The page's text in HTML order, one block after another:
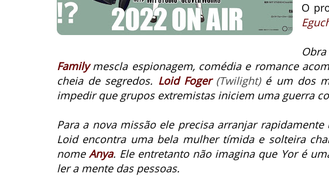
O
Family mescla espionagem, comédia e romance
cheia de segredos. Loid Foger (Twilight)é um dos
impedir que grupos extremistas iniciem uma guerra
Para a nova missão ele precisa arranjar
Loid encontra uma bela mulher tímida e solteira
nomeAnya. Ele entretanto não imagina que Yor é
ler a mente das pessoas.